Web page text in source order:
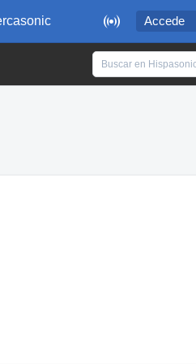
 Accede